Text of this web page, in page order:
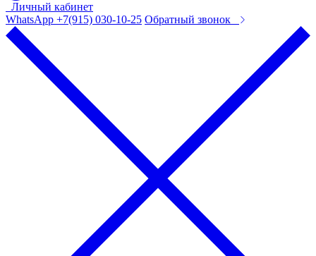
Личный кабинет
WhatsApp +7(915) 030-10-25 Обратный звонок